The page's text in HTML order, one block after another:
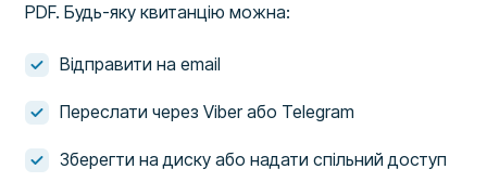
PDF. Будь-яку квитанцію можна:
Відправити на email
Переслати через Viber або Telegram
Зберегти на диску або надати спільний доступ